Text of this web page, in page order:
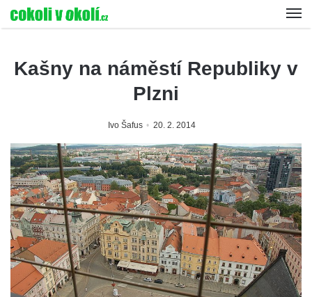
Kašny na náměstí Republiky v
Plzni
Ivo Šafus 20. 2. 2014